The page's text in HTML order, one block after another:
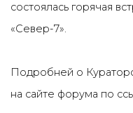
состоялась горячая
«Север-7».
Подробней о
на сайте форума по